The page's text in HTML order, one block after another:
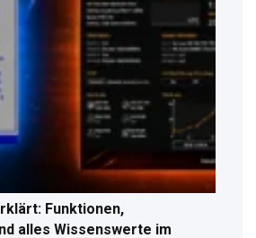
Funktionen,
alles Wissenswerte im